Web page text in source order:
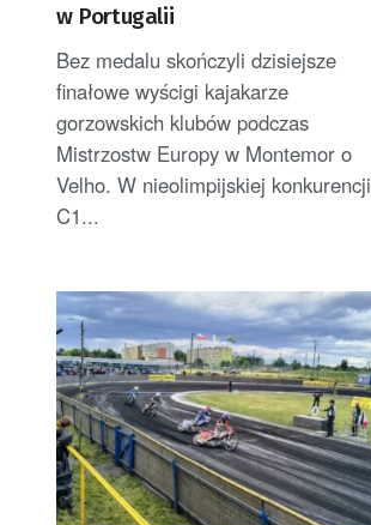
w Portugalii
Bez medalu skończyli dzisiejsze
finałowe wyścigi kajakarze
gorzowskich klubów podczas
Mistrzostw Europy w Montemor o
Velho. W nieolimpijskiej konkurencji
C1...